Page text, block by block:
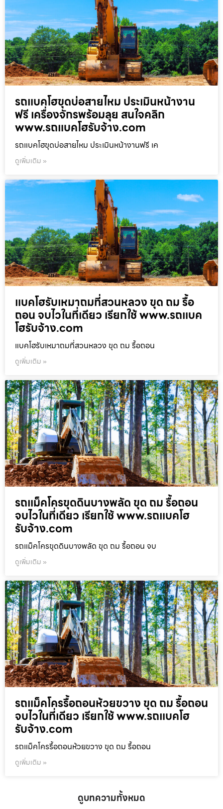
รถแบคโฮขุดบ่อสายไหม ประเมินหน้างาน
ฟรี เครื่องจักรพร้อมลุย สนใจคลิก
www.รถแบคโฮรับจ้าง.com
รถแบคโฮขุดบ่อสายไหม ประเมินหน้างานฟรี เค
ดูเพิ่มเติม »
แบคโฮรับเหมาถมที่สวนหลวง ขุด ถม รื้อ
ถอน จบไวในที่เดียว เรียกใช้ www.รถแบค
โฮรับจ้าง.com
แบคโฮรับเหมาถมที่สวนหลวง ขุด ถม รื้อถอน
ดูเพิ่มเติม »
รถแม็คโครขุดดินบางพลัด ขุด ถม รื้อถอน
จบไวในที่เดียว เรียกใช้ www.รถแบคโฮ
รับจ้าง.com
รถแม็คโครขุดดินบางพลัด ขุด ถม รื้อถอน จบ
ดูเพิ่มเติม »
รถแม็คโครรื้อถอนห้วยขวาง ขุด ถม รื้อถอน
จบไวในที่เดียว เรียกใช้ www.รถแบคโฮ
รับจ้าง.com
รถแม็คโครรื้อถอนห้วยขวาง ขุด ถม รื้อถอน
ดูเพิ่มเติม »
ดูบทความทั้งหมด